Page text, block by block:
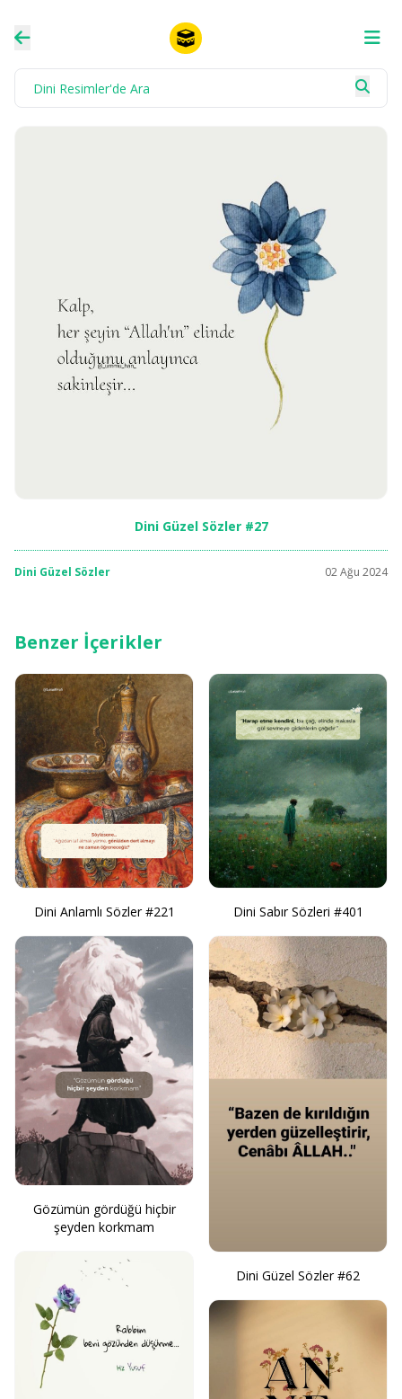
Dini Güzel Sözler #27
Dini Güzel Sözler 02 Ağu 2024
Benzer İçerikler
Dini Anlamlı Sözler #221
Gözümün gördüğü hiçbir
şeyden korkmam
Dini Sabır Sözleri #401
Dini Güzel Sözler #62